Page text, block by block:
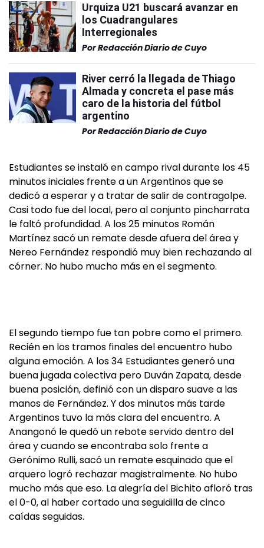
Urquiza U21 buscará avanzar en
los Cuadrangulares
Interregionales
PorRedacción Diario de Cuyo
River cerró la llegada de Thiago
Almada y concreta el pase más
caro de la historia del fútbol
argentino
PorRedacción Diario de Cuyo
Estudiantes se instaló en campo rival durante los 45
minutos iniciales frente a un Argentinos que se
dedicó a esperar y a tratar de salir de contragolpe.
Casi todo fue del local, pero al conjunto pincharrata
le faltó profundidad. A los 25 minutos Román
Martínez sacó un remate desde afuera del área y
Nereo Fernández respondió muy bien rechazando al
córner. No hubo mucho más en el segmento.
El segundo tiempo fue tan pobre como el primero.
Recién en los tramos finales del encuentro hubo
alguna emoción. A los 34 Estudiantes generó una
buena jugada colectiva pero Duván Zapata, desde
buena posición, definió con un disparo suave a las
manos de Fernández. Y dos minutos más tarde
Argentinos tuvo la más clara del encuentro. A
Anangonó le quedó un rebote servido dentro del
área y cuando se encontraba solo frente a
Gerónimo Rulli, sacó un remate esquinado que el
arquero logró rechazar magistralmente. No hubo
mucho más que eso. La alegría del Bichito afloró tras
el 0-0, al haber cortado una seguidilla de cinco
caídas seguidas.